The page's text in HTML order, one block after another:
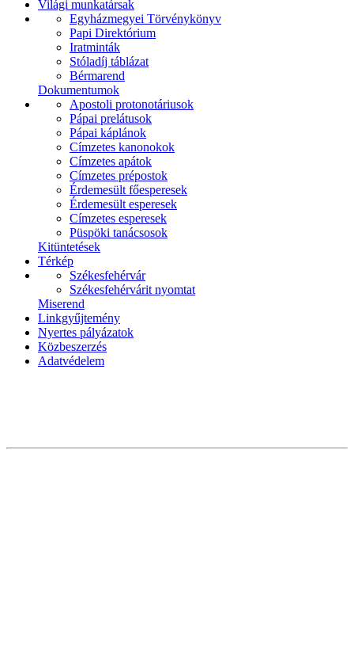
Világi munkatársak
Egyházmegyei Törvénykönyv
Papi Direktórium
Iratminták
Stóladíj táblázat
Bérmarend
Dokumentumok
Apostoli protonotáriusok
Pápai prelátusok
Pápai káplánok
Címzetes kanonokok
Címzetes apátok
Címzetes prépostok
Érdemesült főesperesek
Érdemesült esperesek
Címzetes esperesek
Püspöki tanácsosok
Kitüntetések
Térkép
Székesfehérvár
Székesfehérvárit nyomtat
Miserend
Linkgyűjtemény
Nyertes pályázatok
Közbeszerzés
Adatvédelem